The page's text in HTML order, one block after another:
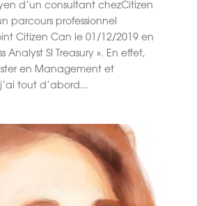
d’un consultant chezCitizen
parcours professionnel
Citizen Can le 01/12/2019 en
Analyst SI Treasury ». En effet,
en Management et
tout d’abord...